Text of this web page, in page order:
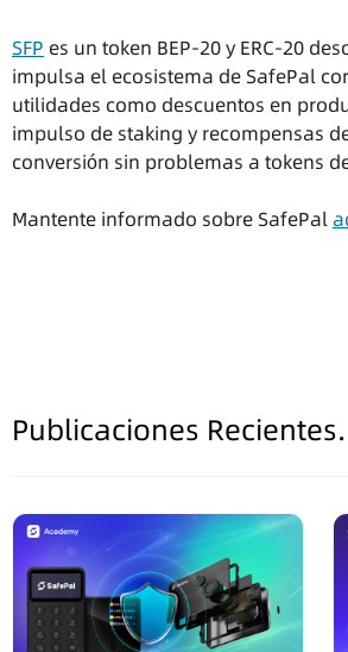
SFP es un token BEP-20 y ERC-20
impulsa el ecosistema de SafePal
utilidades como descuentos en
impulso de staking y recompensas
conversión sin problemas a tokens
Mantente informado sobre SafePal
Publicaciones Recientes.